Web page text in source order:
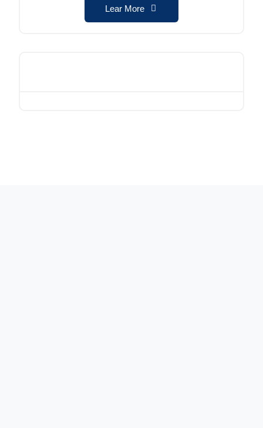
Lear More